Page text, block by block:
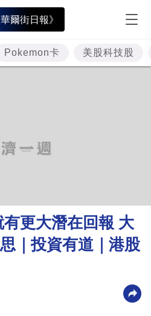
爾街日報》
Pokemon卡 美股科技股
更大潛在回報 大
｜投資有道｜港股